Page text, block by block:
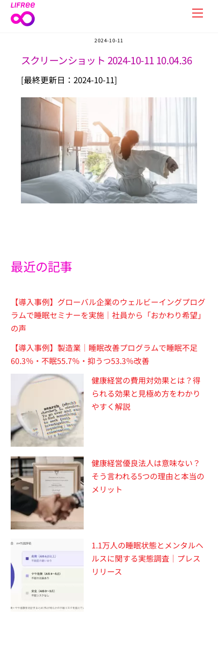
Skip
2024-10-11
スクリーンショット 2024-10-11 10.04.36
[最終更新日：2024-10-11]
最近の記事
【導入事例】グローバル企業のウェルビーイングプログ
ラムで睡眠セミナーを実施｜社員から「おかわり希望」
の声
【導入事例】製造業｜睡眠改善プログラムで睡眠不足
60.3％・不眠55.7％・抑うつ53.3％改善
健康経営の費用対効果とは？得
られる効果と見極め方をわかり
やすく解説
健康経営優良法人は意味ない？
そう言われる5つの理由と本当の
メリット
1.1万人の睡眠状態とメンタルヘ
ルスに関する実態調査｜プレス
リリース